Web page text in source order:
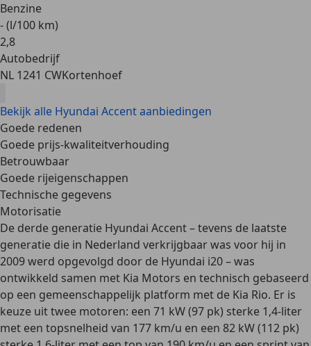
Benzine
- (l/100 km)
2,8
Autobedrijf
NL 1241 CWKortenhoef
Bekijk alle Hyundai Accent aanbiedingen
Goede redenen
Goede prijs-kwaliteitverhouding
Betrouwbaar
Goede rijeigenschappen
Technische gegevens
Motorisatie
De derde generatie Hyundai Accent – tevens de laatste
generatie die in Nederland verkrijgbaar was voor hij in
2009 werd opgevolgd door de Hyundai i20 – was
ontwikkeld samen met Kia Motors en technisch gebaseerd
op een gemeenschappelijk platform met de Kia Rio. Er is
keuze uit twee motoren: een 71 kW (97 pk) sterke 1,4-liter
met een topsnelheid van 177 km/u en een 82 kW (112 pk)